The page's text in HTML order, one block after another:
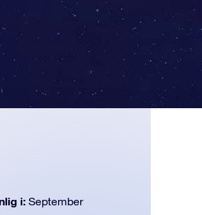
i: September